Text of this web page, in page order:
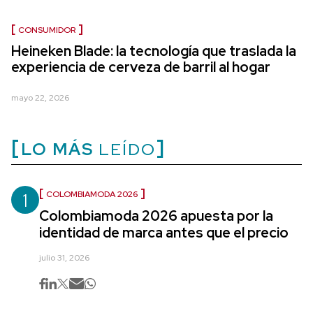
CONSUMIDOR
Heineken Blade: la tecnología que traslada la
experiencia de cerveza de barril al hogar
mayo 22, 2026
LO MÁS LEÍDO
1 COLOMBIAMODA 2026
Colombiamoda 2026 apuesta por la
identidad de marca antes que el precio
julio 31, 2026